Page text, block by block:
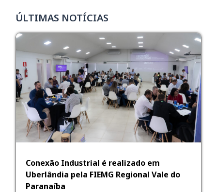
ÚLTIMAS NOTÍCIAS
Conexão Industrial é realizado em
Uberlândia pela FIEMG Regional Vale do
Paranaíba